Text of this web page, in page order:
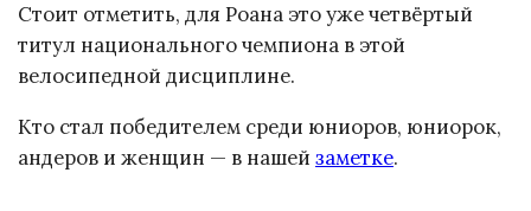
Стоит отметить, для Роана это уже четвёртый
титул национального чемпиона в этой
велосипедной дисциплине.
Кто стал победителем среди юниоров, юниорок,
андеров и женщин — в нашей заметке.